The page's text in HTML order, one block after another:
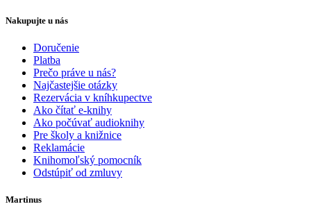
Nakupujte u nás
Doručenie
Platba
Prečo práve u nás?
Najčastejšie otázky
Rezervácia v kníhkupectve
Ako čítať e-knihy
Ako počúvať audioknihy
Pre školy a knižnice
Reklamácie
Knihomoľský pomocník
Odstúpiť od zmluvy
Martinus